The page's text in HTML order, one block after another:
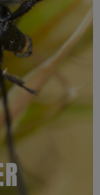
genoemd.
maar de
Een
lang. De
met een
12-18